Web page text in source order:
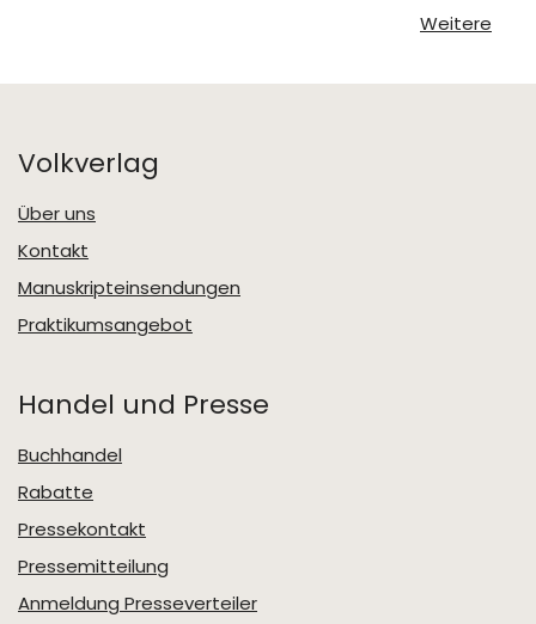
Weitere
Volkverlag
Über uns
Kontakt
Manuskripteinsendungen
Praktikumsangebot
Handel und Presse
Buchhandel
Rabatte
Pressekontakt
Pressemitteilung
Anmeldung Presseverteiler